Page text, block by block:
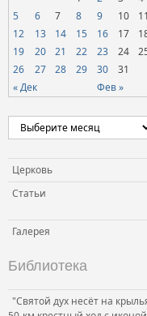
« Дек Фев »
5
6 7 8 9 10
11
12
13 14 15 16 17
19
20 21 22 23 24
26
27 28 29 30 31
Церковь
Статьи
Галерея
Библиотека
"Святой дух несёт на